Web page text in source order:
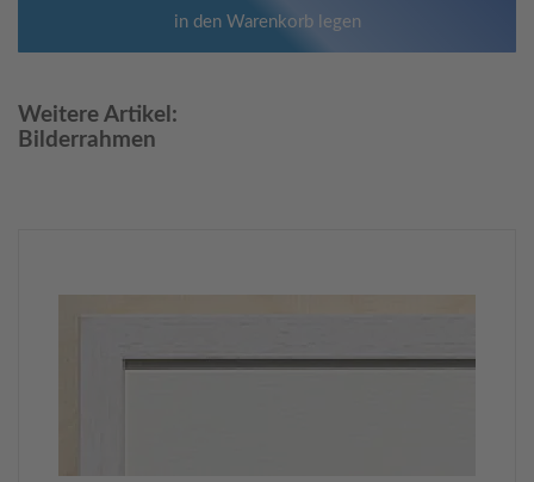
in den Warenkorb legen
Weitere Artikel:
Bilderrahmen